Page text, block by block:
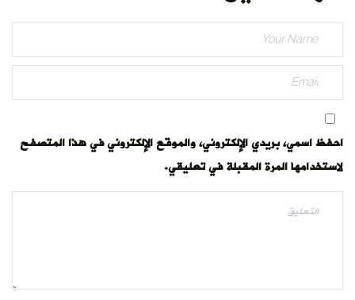
احفظ اسمي، بريدي الإلكتروني، والموقع الإلكتروني في هذا المتصفح
لاستخدامها المرة المقبلة في تعليقي.